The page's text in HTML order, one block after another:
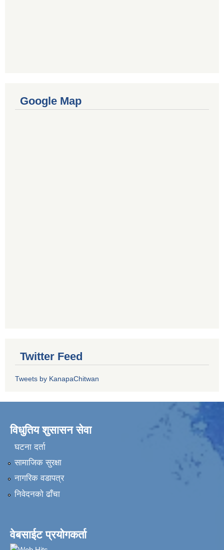
Google Map
Twitter Feed
Tweets by KanapaChitwan
विधुतिय शुसासन सेवा
घटना दर्ता
सामाजिक सुरक्षा
नागरिक वडापत्र
निवेदनकाे ढाँचा
वेबसाईट प्रयोगकर्ता